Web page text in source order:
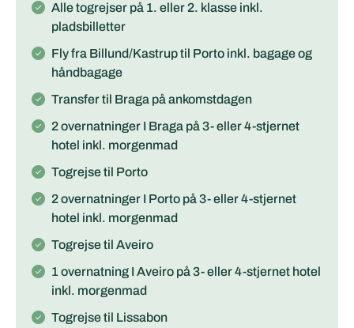
Alle togrejser på 1. eller 2. klasse inkl.
pladsbilletter
Fly fra Billund/Kastrup til Porto inkl. bagage og
håndbagage
Transfer til Braga på ankomstdagen
2 overnatninger I Braga på 3- eller 4-stjernet
hotel inkl. morgenmad
Togrejse til Porto
2 overnatninger I Porto på 3- eller 4-stjernet
hotel inkl. morgenmad
Togrejse til Aveiro
1 overnatning I Aveiro på 3- eller 4-stjernet hotel
inkl. morgenmad
Togrejse til Lissabon